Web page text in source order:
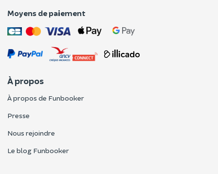
Moyens de paiement
À propos
À propos de Funbooker
Presse
Nous rejoindre
Le blog Funbooker